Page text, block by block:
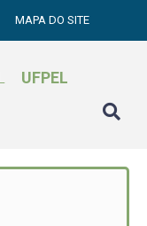
MAPA DO SITE
UFPEL